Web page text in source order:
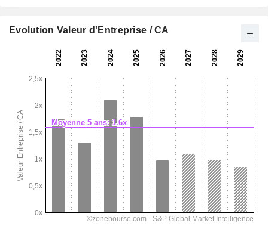
Evolution Valeur d'Entreprise / CA